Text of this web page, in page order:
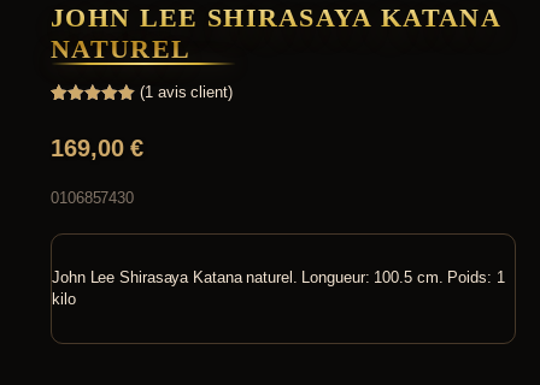
JOHN LEE SHIRASAYA KATANA
NATUREL
basé sur
notation
(1 avis client)
169,00€
0106857430
John Lee Shirasaya Katana naturel. Longueur: 100.5 cm. Poids: 1
kilo